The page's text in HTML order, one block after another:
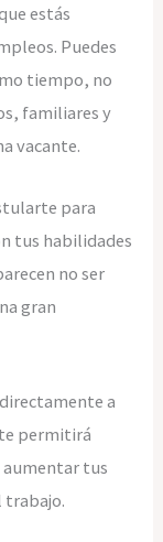
estás
Puedes
tiempo, no
familiares y
vacante.
para
tus habilidades
no ser
gran
a
permitirá
tus
trabajo.